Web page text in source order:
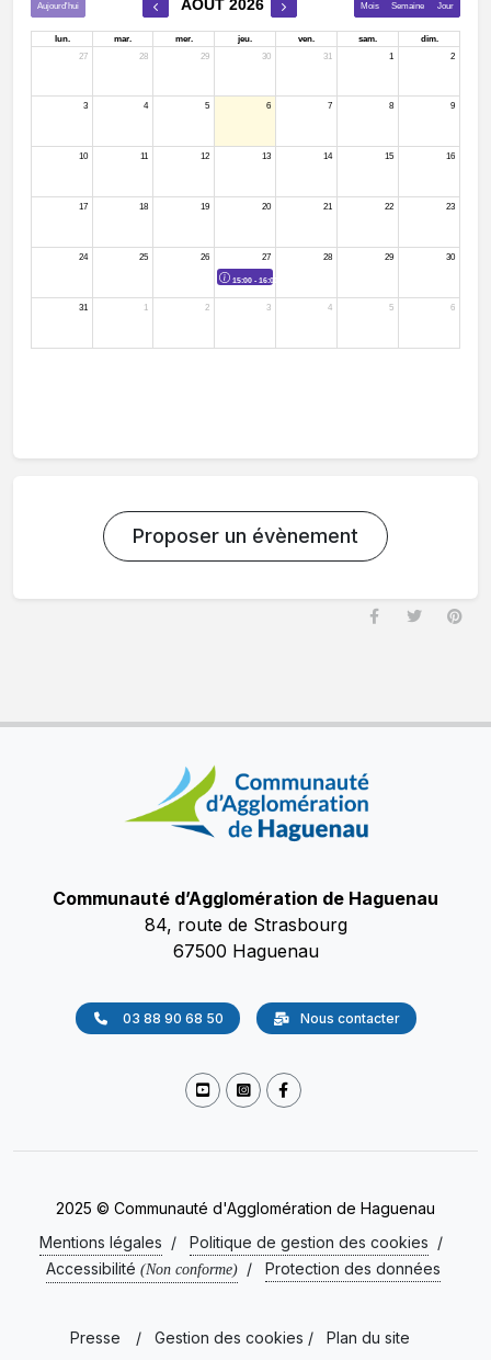
Proposer un évènement
Communauté d’Agglomération de Haguenau
84, route de Strasbourg
67500 Haguenau
03 88 90 68 50 Nous contacter
2025 © Communauté d'Agglomération de Haguenau
Mentions légales / Politique de gestion des cookies /
Accessibilité (Non conforme) / Protection des données
Presse / Gestion des cookies / Plan du site